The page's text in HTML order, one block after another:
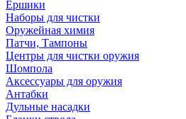
Ёршики
Наборы для чистки
Оружейная химия
Патчи, Тампоны
Центры для чистки оружия
Шомпола
Аксессуары для оружия
Антабки
Дульные насадки